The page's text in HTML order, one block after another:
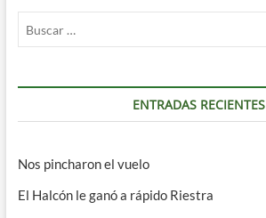
ENTRADAS RECIENTES
Nos pincharon el vuelo
El Halcón le ganó a rápido Riestra